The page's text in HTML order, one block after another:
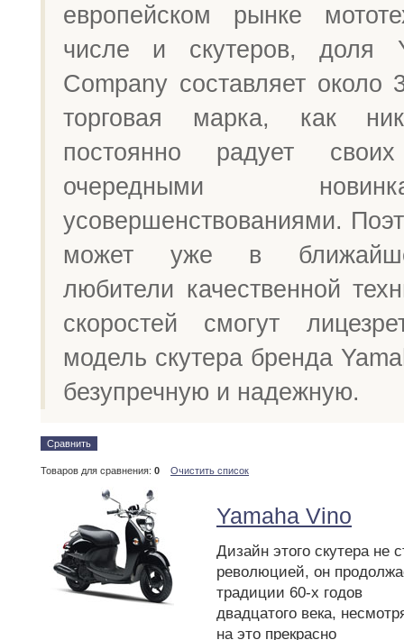
европейском рынке
числе и скутеров, доля
Company составляет около
торговая марка, как
постоянно радует своих
очередными
усовершенствованиями.
может уже в
любители качественной
скоростей смогут
модель скутера бренда
безупречную и надежную.
Сравнить
Товаров для сравнения: 0 Очистить список
Yamaha Vino
Дизайн этого скутера не
революцией, он
традиции 60-х годов
двадцатого века,
на это прекрасно